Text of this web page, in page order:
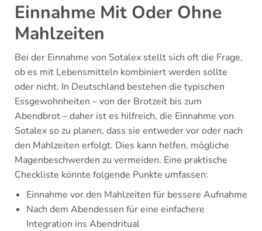
Einnahme Mit Oder Ohne
Mahlzeiten
Bei der Einnahme von Sotalex stellt sich oft die Frage,
ob es mit Lebensmitteln kombiniert werden sollte
oder nicht. In Deutschland bestehen die typischen
Essgewohnheiten – von der Brotzeit bis zum
Abendbrot – daher ist es hilfreich, die Einnahme von
Sotalex so zu planen, dass sie entweder vor oder nach
den Mahlzeiten erfolgt. Dies kann helfen, mögliche
Magenbeschwerden zu vermeiden. Eine praktische
Checkliste könnte folgende Punkte umfassen:
Einnahme vor den Mahlzeiten für bessere Aufnahme
Nach dem Abendessen für eine einfachere
Integration ins Abendritual